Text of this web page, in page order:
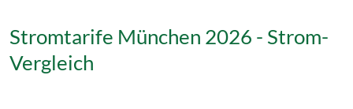
Stromtarife München 2026 - Strom-
Vergleich